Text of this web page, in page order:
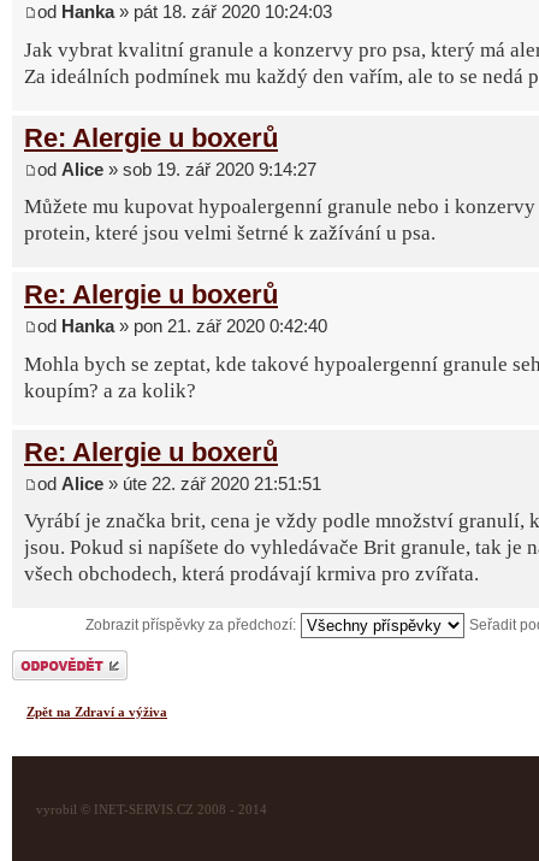
od Hanka» pát 18. zář 2020 10:24:03
Jak vybrat kvalitní granule a konzervy pro psa, který má
Za ideálních podmínek mu každý den vařím, ale to se nedá
Re: Alergie u boxerů
od Alice » sob 19. zář 2020 9:14:27
Můžete mu kupovat hypoalergenní granule nebo i
protein, které jsou velmi šetrné k zažívání u psa.
Re: Alergie u boxerů
od Hanka» pon 21. zář 2020 0:42:40
Mohla bych se zeptat, kde takové hypoalergenní granule
koupím? a za kolik?
Re: Alergie u boxerů
od Alice » úte 22. zář 2020 21:51:51
Vyrábí je značka brit, cena je vždy podle množství granulí,
jsou. Pokud si napíšete do vyhledávače Brit granule, tak je
všech obchodech, která prodávají krmiva pro zvířata.
Zobrazit příspěvky za předchozí: Seřadit
Odeslat odpověď
Zpět na Zdraví a výživa
vyrobil © INET-SERVIS.CZ 2008 - 2014